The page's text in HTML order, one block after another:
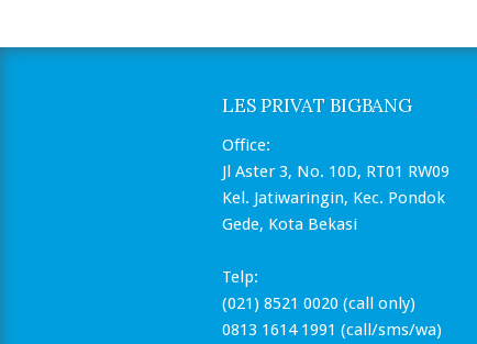
LES PRIVAT BIGBANG
Office:
Jl Aster 3, No. 10D, RT01 RW09
Kel. Jatiwaringin, Kec. Pondok
Gede, Kota Bekasi
Telp:
(021) 8521 0020 (call only)
0813 1614 1991 (call/sms/wa)